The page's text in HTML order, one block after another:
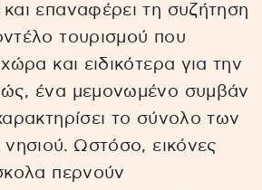
επαναφέρει τη συζήτηση
τουρισμού που
και ειδικότερα για την
ένα μεμονωμένο συμβάν
το σύνολο των
νησιού. Ωστόσο, εικόνες
περνούν